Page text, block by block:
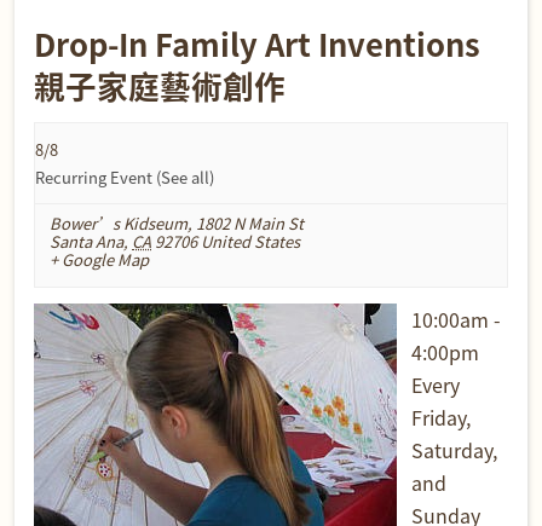
Drop-In Family Art Inventions
親子家庭藝術創作
8/8
Recurring Event (See all)
Bower’s Kidseum, 1802 N Main St
Santa Ana, CA 92706 United States
+ Google Map
10:00am -
4:00pm
Every
Friday,
Saturday,
and
Sunday